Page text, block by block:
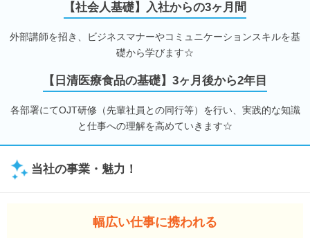
【社会人基礎】入社からの3ヶ月間
外部講師を招き、ビジネスマナーやコミュニケーションスキルを基
礎から学びます☆
【日清医療食品の基礎】3ヶ月後から2年目
各部署にてOJT研修（先輩社員との同行等）を行い、実践的な知識
と仕事への理解を高めていきます☆
当社の事業・魅力！
幅広い仕事に携われる